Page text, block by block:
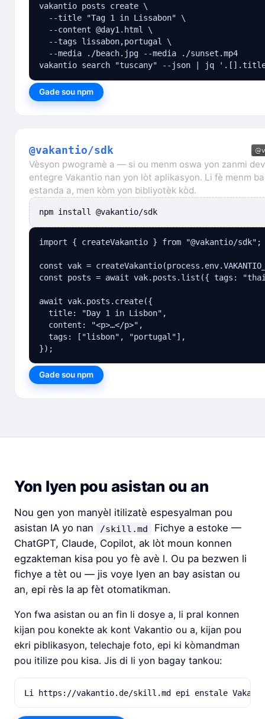
vakantio posts create \
  --title "Tag 1 in Lissabon" \
  --content @day1.html \
  --tags lissabon,portugal \
  --media ./beach.jpg --media ./sunset.mp4
vakantio search "tuscany" --json | jq
Gade sou npm
@vakantio/sdk
Vèsyon pwogramè a — si ou menm oswa yon zanmi
entegre Vakantio nan yon lòt aplikasyon. Li fè menm
estanda a, men kòm yon bibliyotèk kòd.
npm install @vakantio/sdk
import { createVakantio } from "@vakantio/sdk";
const vak =
const posts = await vak.posts.list({ tags:
await vak.posts.create({
  title: "Day 1 in Lisbon",
  content: "<p>…</p>",
  tags: ["lisbon", "portugal"],
});
Gade sou npm
Yon lyen pou asistan ou an
Nou gen yon manyèl itilizatè espesyalman pou
asistan IA yo nan
/skill.md
Fichye a estoke —
ChatGPT, Claude, Copilot, ak lòt moun konnen
egzakteman kisa pou yo fè avè l. Ou pa bezwen li
fichye a tèt ou — jis voye lyen an bay asistan ou
an, epi rès la ap fèt otomatikman.
Yon fwa asistan ou an fin li dosye a, li pral konnen
kijan pou konekte ak kont Vakantio ou a, kijan pou
ekri piblikasyon, telechaje foto, epi ki kòmandman
pou itilize pou kisa. Jis di li yon bagay tankou:
Li https://vakantio.de/skill.md epi enstale